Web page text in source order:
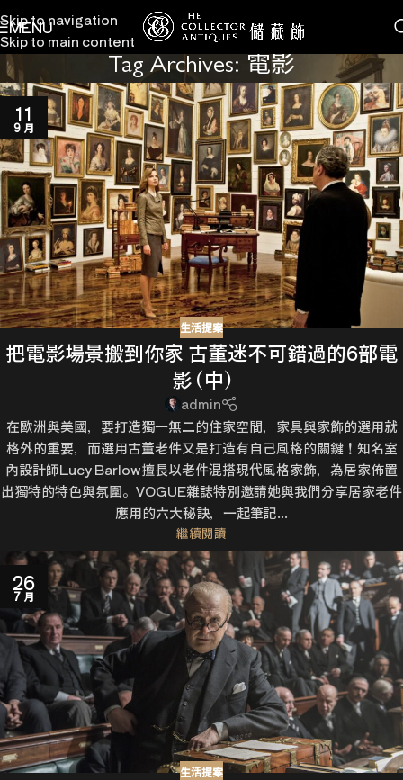
Skip to navigation
Skip to main content
MENU
Tag Archives: 電影
11
9 月
生活提案
把電影場景搬到你家 古董迷不可錯過的6部電
影 (中)
admin
在歐洲與美國，要打造獨一無二的住家空間，家具與家飾的選用就
格外的重要，而選用古董老件又是打造有自己風格的關鍵！知名室
內設計師Lucy Barlow擅長以老件混搭現代風格家飾，為居家佈置
出獨特的特色與氛圍。VOGUE雜誌特別邀請她與我們分享居家老件
應用的六大秘訣，一起筆記...
繼續閱讀
26
7 月
生活提案